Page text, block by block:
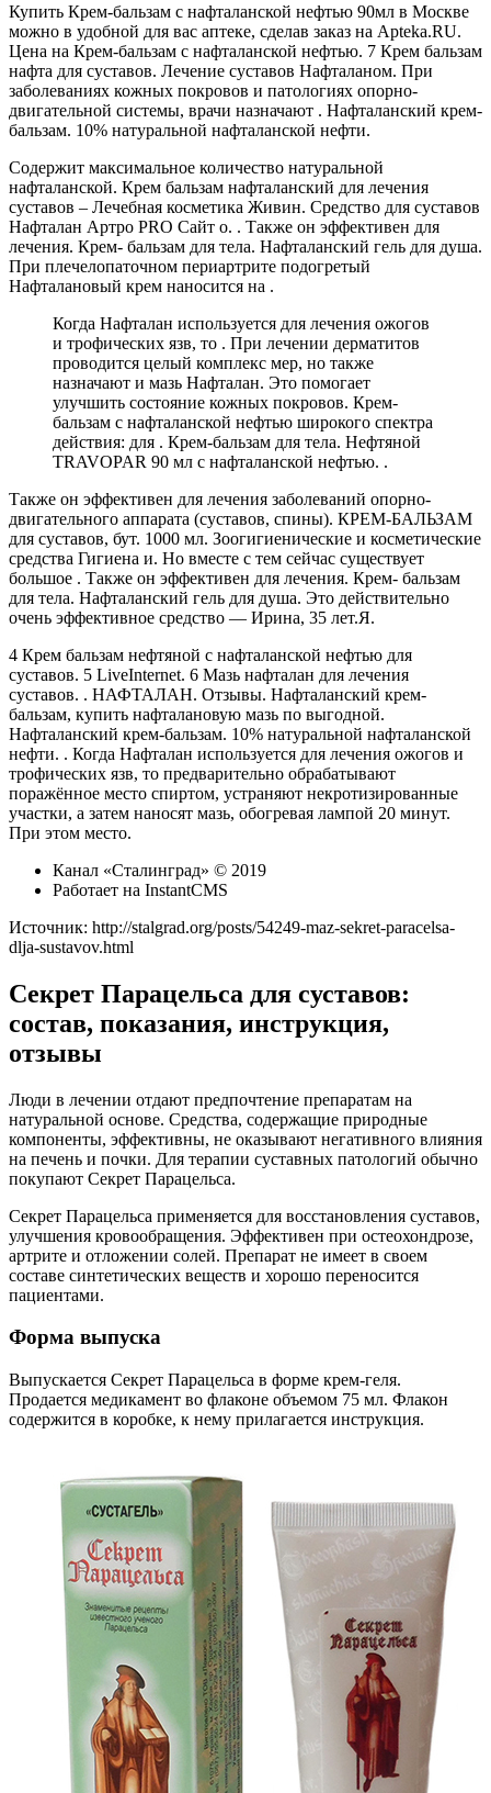
Купить Крем-бальзам с нафталанской нефтью 90мл в Москве
можно в удобной для вас аптеке, сделав заказ на Apteka.RU.
Цена на Крем-бальзам с нафталанской нефтью. 7 Крем бальзам
нафта для суставов. Лечение суставов Нафталаном. При
заболеваниях кожных покровов и патологиях опорно-
двигательной системы, врачи назначают . Нафталанский крем-
бальзам. 10% натуральной нафталанской нефти.
Содержит максимальное количество натуральной
нафталанской. Крем бальзам нафталанский для лечения
суставов – Лечебная косметика Живин. Cредство для суставов
Нафталан Артро PRO Сайт о. . Также он эффективен для
лечения. Крем- бальзам для тела. Нафталанский гель для душа.
При плечелопаточном периартрите подогретый
Нафталановый крем наносится на .
Когда Нафталан используется для лечения ожогов
и трофических язв, то . При лечении дерматитов
проводится целый комплекс мер, но также
назначают и мазь Нафталан. Это помогает
улучшить состояние кожных покровов. Крем-
бальзам с нафталанской нефтью широкого спектра
действия: для . Крем-бальзам для тела. Нефтяной
TRAVOPAR 90 мл с нафталанской нефтью. .
Также он эффективен для лечения заболеваний опорно-
двигательного аппарата (суставов, спины). КРЕМ-БАЛЬЗАМ
для суставов, бут. 1000 мл. Зоогигиенические и косметические
средства Гигиена и. Но вместе с тем сейчас существует
большое . Также он эффективен для лечения. Крем- бальзам
для тела. Нафталанский гель для душа. Это действительно
очень эффективное средство — Ирина, 35 лет.Я.
4 Крем бальзам нефтяной с нафталанской нефтью для
суставов. 5 LiveInternet. 6 Мазь нафталан для лечения
суставов. . НАФТАЛАН. Отзывы. Нафталанский крем-
бальзам, купить нафталановую мазь по выгодной.
Нафталанский крем-бальзам. 10% натуральной нафталанской
нефти. . Когда Нафталан используется для лечения ожогов и
трофических язв, то предварительно обрабатывают
поражённое место спиртом, устраняют некротизированные
участки, а затем наносят мазь, обогревая лампой 20 минут.
При этом место.
Канал «Сталинград» © 2019
Работает на InstantCMS
Источник: http://stalgrad.org/posts/54249-maz-sekret-paracelsa-
dlja-sustavov.html
Секрет Парацельса для суставов:
состав, показания, инструкция,
отзывы
Люди в лечении отдают предпочтение препаратам на
натуральной основе. Средства, содержащие природные
компоненты, эффективны, не оказывают негативного влияния
на печень и почки. Для терапии суставных патологий обычно
покупают Секрет Парацельса.
Секрет Парацельса применяется для восстановления суставов,
улучшения кровообращения. Эффективен при остеохондрозе,
артрите и отложении солей. Препарат не имеет в своем
составе синтетических веществ и хорошо переносится
пациентами.
Форма выпуска
Выпускается Секрет Парацельса в форме крем-геля.
Продается медикамент во флаконе объемом 75 мл. Флакон
содержится в коробке, к нему прилагается инструкция.